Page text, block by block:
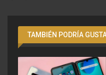
TAMBIÉN PODRÍA